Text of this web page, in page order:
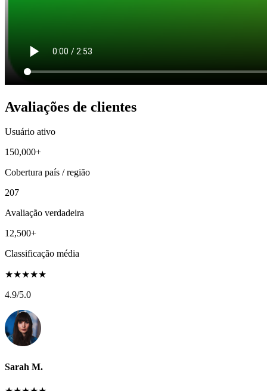
Avaliações de clientes
Usuário ativo
150,000+
Cobertura país / região
207
Avaliação verdadeira
12,500+
Classificação média
★★★★★
4.9/5.0
Sarah M.